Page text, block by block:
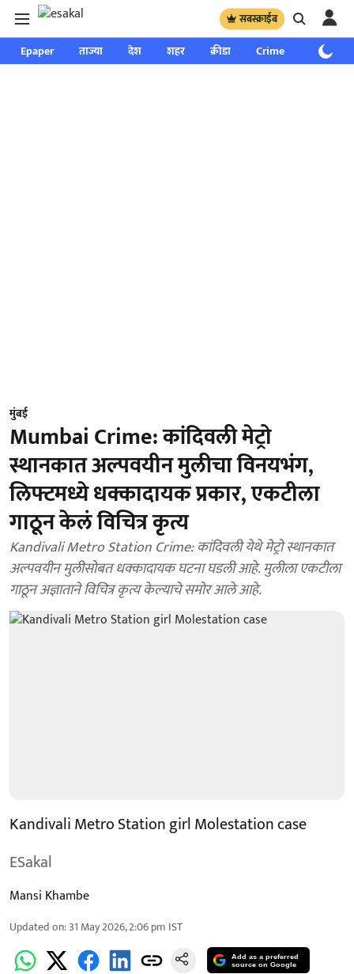
सबस्क्राईब
Epaper ताज्या देश शहर क्रीडा Crime साप्ताहिक
मुंबई
Mumbai Crime: कांदिवली मेट्रो
स्थानकात अल्पवयीन मुलीचा विनयभंग,
लिफ्टमध्ये धक्कादायक प्रकार, एकटीला
गाठून केलं विचित्र कृत्य
Kandivali Metro Station Crime: कांदिवली येथे मेट्रो स्थानकात
अल्पवयीन मुलीसोबत धक्कादायक घटना घडली आहे. मुलीला एकटीला
गाठून अज्ञाताने विचित्र कृत्य केल्याचे समोर आले आहे.
Kandivali Metro Station girl Molestation case
ESakal
Mansi Khambe
Updated on:31 May 2026, 2:06 pm IST
Add as a preferred
source on Google